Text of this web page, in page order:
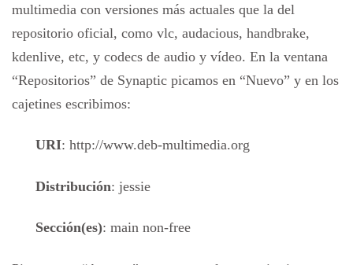
multimedia con versiones más actuales que la del
repositorio oficial, como vlc, audacious, handbrake,
kdenlive, etc, y codecs de audio y vídeo. En la ventana
“Repositorios” de Synaptic picamos en “Nuevo” y en los
cajetines escribimos:
URI: http://www.deb-multimedia.org
Distribución: jessie
Sección(es): main non-free